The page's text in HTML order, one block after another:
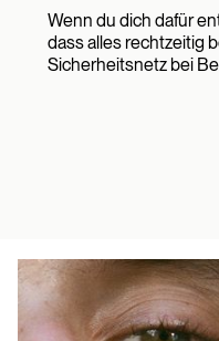
Wenn du dich dafür
dass alles rechtzeitig
Sicherheitsnetz bei